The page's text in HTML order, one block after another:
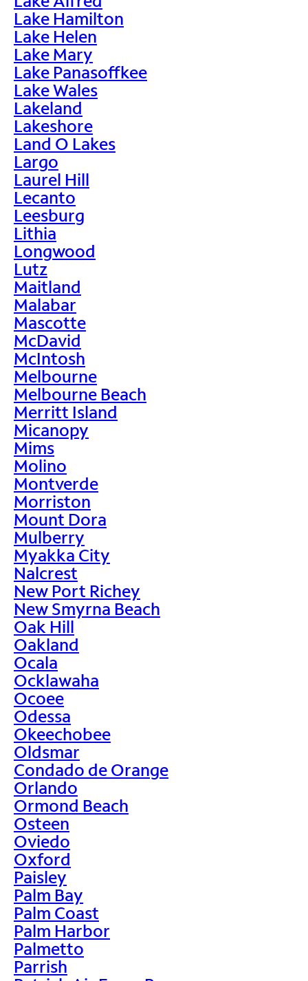
Lake Hamilton
Lake Helen
Lake Mary
Lake Panasoffkee
Lake Wales
Lakeland
Lakeshore
Land O Lakes
Largo
Laurel Hill
Lecanto
Leesburg
Lithia
Longwood
Lutz
Maitland
Malabar
Mascotte
McDavid
McIntosh
Melbourne
Melbourne Beach
Merritt Island
Micanopy
Mims
Molino
Montverde
Morriston
Mount Dora
Mulberry
Myakka City
Nalcrest
New Port Richey
New Smyrna Beach
Oak Hill
Oakland
Ocala
Ocklawaha
Ocoee
Odessa
Okeechobee
Oldsmar
Condado de Orange
Orlando
Ormond Beach
Osteen
Oviedo
Oxford
Paisley
Palm Bay
Palm Coast
Palm Harbor
Palmetto
Parrish